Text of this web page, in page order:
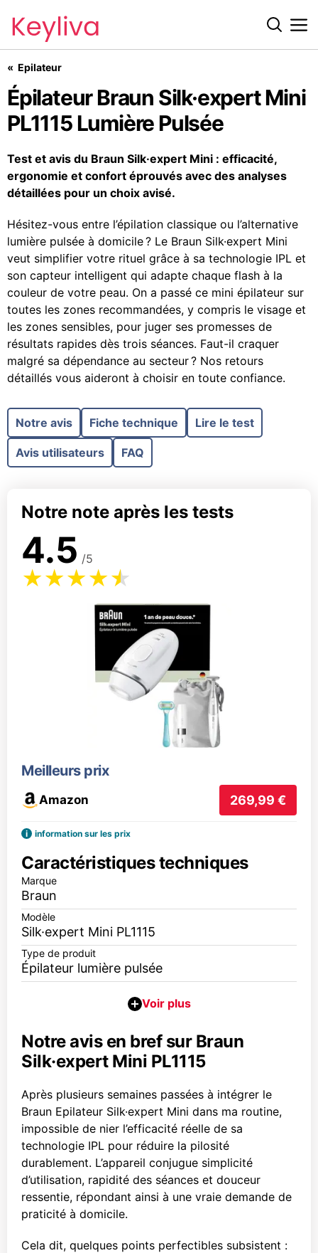
Epilateur
Épilateur Braun Silk·expert Mini PL1115 Lumière Pulsée
Épilateur Braun Silk·expert Mini
PL1115 Lumière Pulsée
Test et avis du Braun Silk·expert Mini : efficacité,
ergonomie et confort éprouvés avec des analyses
détaillées pour un choix avisé.
Hésitez-vous entre l’épilation classique ou l’alternative
lumière pulsée à domicile ? Le Braun Silk·expert Mini
veut simplifier votre rituel grâce à sa technologie IPL et
son capteur intelligent qui adapte chaque flash à la
couleur de votre peau. On a passé ce mini épilateur sur
toutes les zones recommandées, y compris le visage et
les zones sensibles, pour juger ses promesses de
résultats rapides dès trois séances. Faut-il craquer
malgré sa dépendance au secteur ? Nos retours
détaillés vous aideront à choisir en toute confiance.
Notre avis Fiche technique Lire le test
Avis utilisateurs FAQ
Notre note après les tests
4.5 /5
Meilleurs prix
Amazon 269,99 €
i information sur les prix
Caractéristiques techniques
Marque
Braun
Modèle
Silk·expert Mini PL1115
Type de produit
Épilateur lumière pulsée
Notre avis en bref sur Braun
Silk·expert Mini PL1115
Après plusieurs semaines passées à intégrer le
Braun Epilateur Silk·expert Mini dans ma routine,
impossible de nier l’efficacité réelle de sa
technologie IPL pour réduire la pilosité
durablement. L’appareil conjugue simplicité
d’utilisation, rapidité des séances et douceur
ressentie, répondant ainsi à une vraie demande de
praticité à domicile.
Cela dit, quelques points perfectibles subsistent :